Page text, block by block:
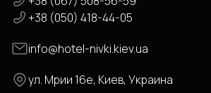
+38 (050) 418-44-05
info@hotel-nivki.kiev.ua
ул. Мрии 16е, Киев, Украина